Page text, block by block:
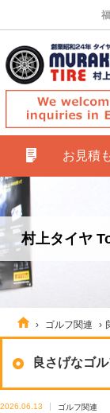
お見積
村上タイヤ
› ゴルフ関連 ›
良さげなゴ
2026.06.13 ゴルフ関連